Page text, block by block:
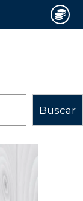
Buscar